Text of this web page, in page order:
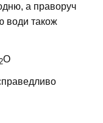
а праворуч
води також
O